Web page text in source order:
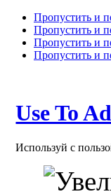
Пропустить и
Пропустить и
Пропустить и
Пропустить и
Use To
Используй с